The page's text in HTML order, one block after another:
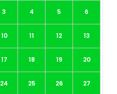
3 4 5 6
10 11 12 13
17 18 19 20
24 25 26 27